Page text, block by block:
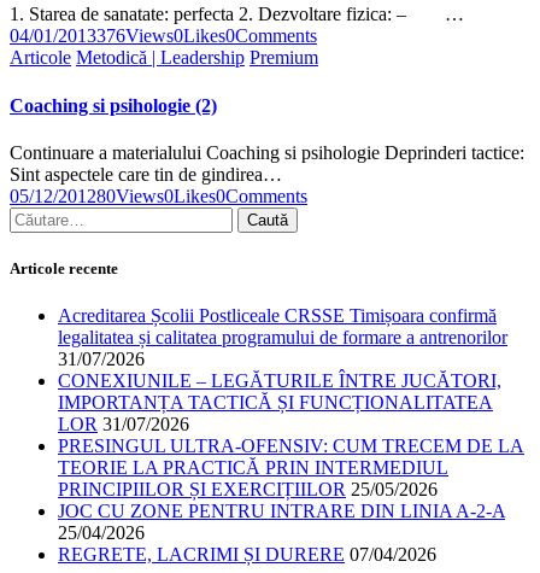
1. Starea de sanatate: perfecta 2. Dezvoltare fizica: – …
04/01/2013376Views0Likes0Comments
Articole Metodică | Leadership Premium
Coaching si psihologie (2)
Continuare a materialului Coaching si psihologie Deprinderi tactice:
Sint aspectele care tin de gindirea…
05/12/201280Views0Likes0Comments
Articole recente
Acreditarea Școlii Postliceale CRSSE Timișoara confirmă
legalitatea și calitatea programului de formare a antrenorilor
31/07/2026
CONEXIUNILE – LEGĂTURILE ÎNTRE JUCĂTORI,
IMPORTANȚA TACTICĂ ȘI FUNCȚIONALITATEA
LOR 31/07/2026
PRESINGUL ULTRA-OFENSIV: CUM TRECEM DE LA
TEORIE LA PRACTICĂ PRIN INTERMEDIUL
PRINCIPIILOR ȘI EXERCIȚIILOR 25/05/2026
JOC CU ZONE PENTRU INTRARE DIN LINIA A-2-A
25/04/2026
REGRETE, LACRIMI ȘI DURERE 07/04/2026